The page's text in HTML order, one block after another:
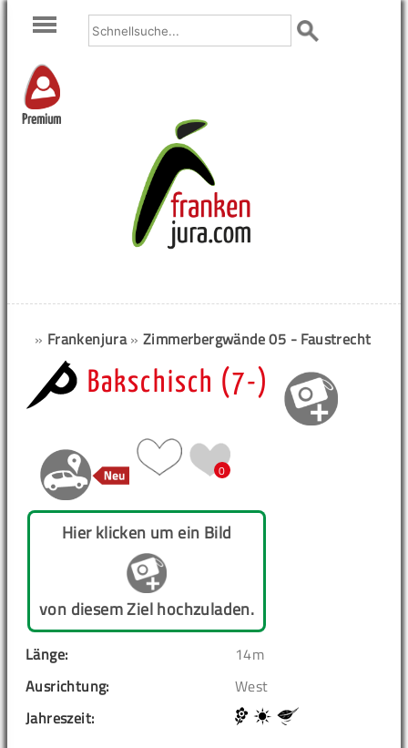
Premium
» Frankenjura»Zimmerbergwände 05 - Faustrecht
Bakschisch (7-)
0
Hier klicken um ein Bild
von diesem Ziel hochzuladen.
Länge:
14m
Ausrichtung:
West
Jahreszeit: